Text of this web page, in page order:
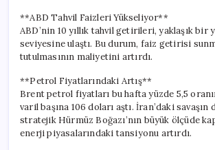
**ABD Tahvil Faizleri Yükseliyor**
ABD’nin 10 yıllık tahvil getirileri, yaklaşık bir
seviyesine ulaştı. Bu durum, faiz getirisi
tutulmasının maliyetini artırdı.
**Petrol Fiyatlarındaki Artış**
Brent petrol fiyatları bu hafta yüzde 5,5
varil başına 106 doları aştı. İran’daki savaşın
stratejik Hürmüz Boğazı’nın büyük ölçüde
enerji piyasalarındaki tansiyonu artırdı.